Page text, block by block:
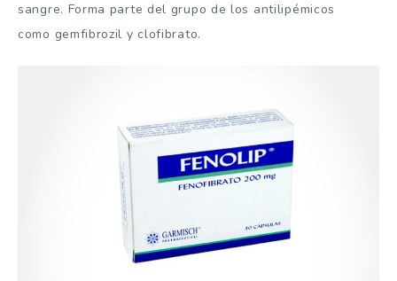
sangre. Forma parte del grupo de los antilipémicos
como gemfibrozil y clofibrato.